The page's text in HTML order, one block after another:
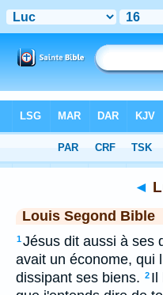
◄
Louis Segond Bible
1Jésus dit aussi à ses
avait un économe, qui
dissipant ses biens. 2 Il